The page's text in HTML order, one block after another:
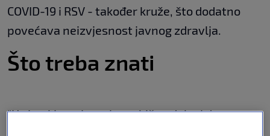
COVID-19 i RSV - također kruže, što dodatno
povećava neizvjesnost javnog zdravlja.
Što treba znati
"U zimskim mjesecima obično dolazi do